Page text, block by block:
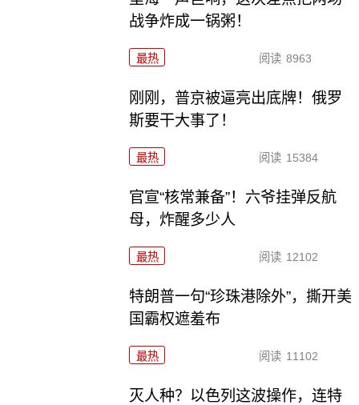
战争炸成一锅粥！
最热 阅读 8963
刚刚，普京被逼亮出底牌！俄罗
斯要干大事了！
最热 阅读 15384
官宣“核常兼备”！六爷挂弹反航
母，炸醒多少人
最热 阅读 12102
特朗普一句“珍珠港除外”，撕开美
国霸权遮羞布
最热 阅读 11102
灭人种？以色列这波操作，连特